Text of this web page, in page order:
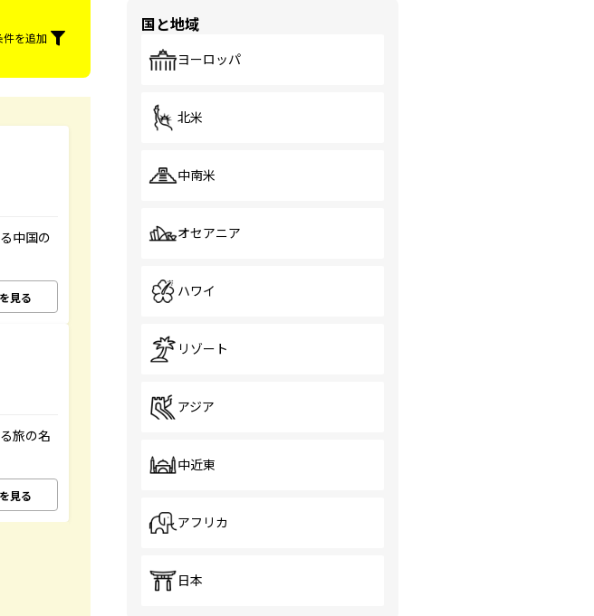
を追加
中国の
見る
旅の名
見る
国と地域
ヨーロッパ
北米
中南米
オセアニア
ハワイ
リゾート
アジア
中近東
アフリカ
日本